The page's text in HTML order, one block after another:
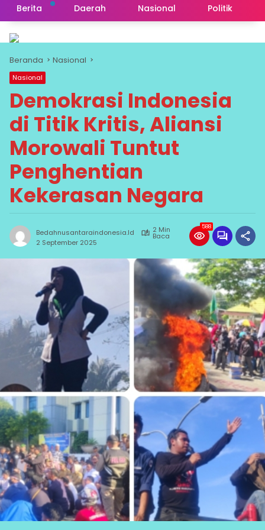
Berita Daerah Nasional Politik
Beranda Nasional
Nasional
Demokrasi Indonesia
di Titik Kritis, Aliansi
Morowali Tuntut
Penghentian
Kekerasan Negara
Bedahnusantaraindonesia.id 2 Min
Baca
2 September 2025
588